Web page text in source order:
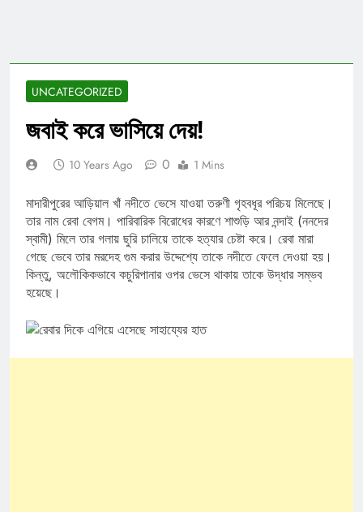
UNCATEGORIZED
জবাই করে ভাসিয়ে দেয়!
10 Years Ago 0 1 Mins
মাদারীপুরের আড়িয়াল খাঁ নদীতে ভেসে যাওয়া তরুণী গৃহবধূর পরিচয় মিলেছে।
তার নাম রেবা বেগম। পারিবারিক বিরোধের কারণে শাশুড়ি আর নন্দাই (ননদের
স্বামী) মিলে তার গলায় ছুরি চালিয়ে তাকে হত্যার চেষ্টা করে। রেবা মারা
গেছে ভেবে তার মরদেহ গুম করার উদ্দেশ্যে তাকে নদীতে ফেলে দেওয়া হয়।
কিন্তু, অলৌকিকভাবে কচুরিপানার ওপর ভেসে থাকায় তাকে উদ্ধার সম্ভব
হয়েছে।